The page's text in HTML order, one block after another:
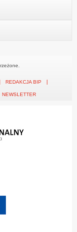
REDAKCJA BIP
NEWSLETTER